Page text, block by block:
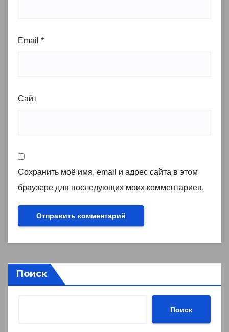
Email *
Сайт
Сохранить моё имя, email и адрес сайта в этом
браузере для последующих моих комментариев.
Поиск
Поиск